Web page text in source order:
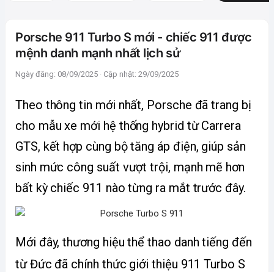
Porsche 911 Turbo S mới - chiếc 911 được
mệnh danh mạnh nhất lịch sử
Ngày đăng: 08/09/2025 · Cập nhật: 29/09/2025
Theo thông tin mới nhất, Porsche đã trang bị
cho mẫu xe mới hệ thống hybrid từ Carrera
GTS, kết hợp cùng bộ tăng áp điện, giúp sản
sinh mức công suất vượt trội, mạnh mẽ hơn
bất kỳ chiếc 911 nào từng ra mắt trước đây.
Mới đây, thương hiệu thể thao danh tiếng đến
từ Đức đã chính thức giới thiệu 911 Turbo S